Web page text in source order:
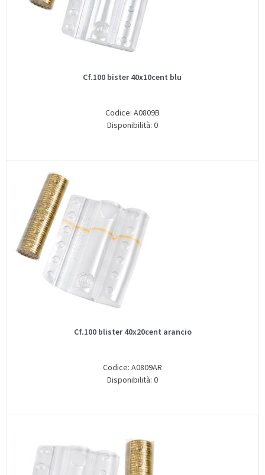
Cf.100 bister 40x10cent blu
Codice: A0809B
Disponibilità: 0
Cf.100 blister 40x20cent arancio
Codice: A0809AR
Disponibilità: 0